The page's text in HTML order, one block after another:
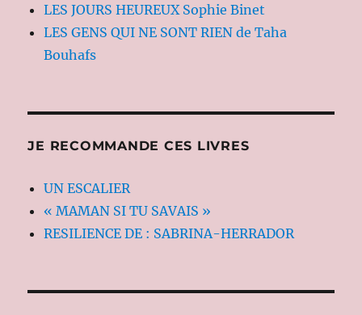
LES JOURS HEUREUX Sophie Binet
LES GENS QUI NE SONT RIEN de Taha
Bouhafs
JE RECOMMANDE CES LIVRES
UN ESCALIER
« MAMAN SI TU SAVAIS »
RESILIENCE DE : SABRINA-HERRADOR